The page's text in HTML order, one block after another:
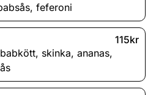
, feferoni
115kr
, skinka, ananas,